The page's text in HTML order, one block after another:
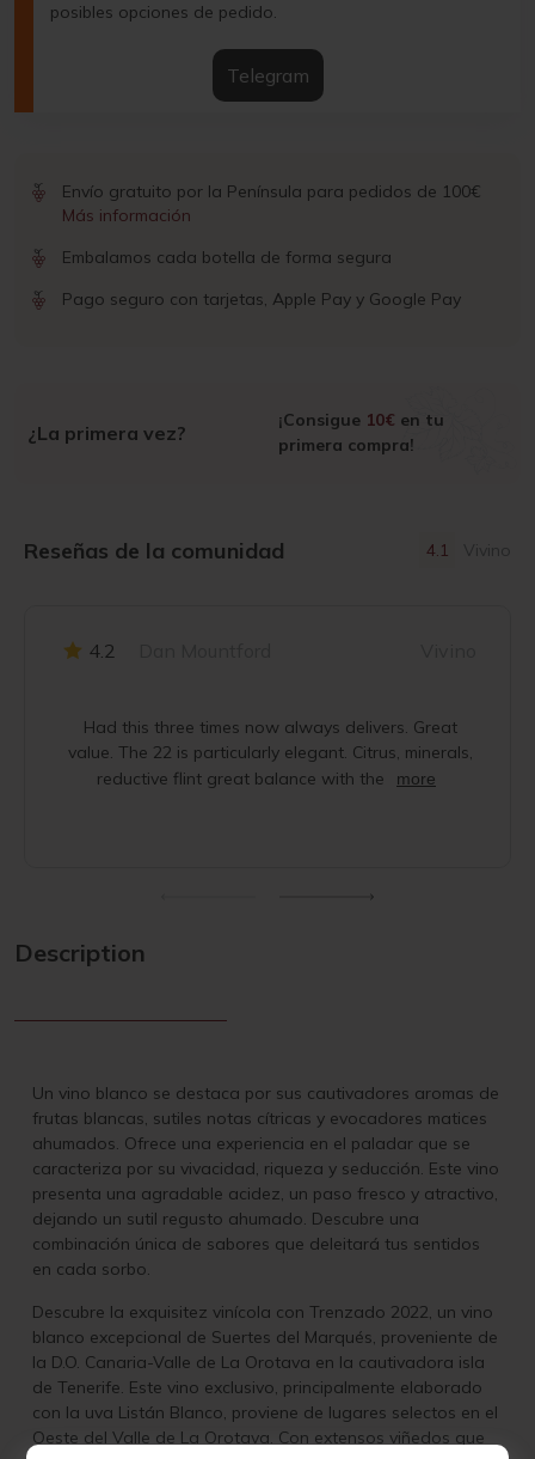
posibles opciones de pedido.
Telegram
Envío gratuito por la Península para pedidos de 100€
Más información
Embalamos cada botella de forma segura
Pago seguro con tarjetas, Apple Pay y Google Pay
¿La primera vez?
¡Consigue 10€ en tu
primera compra!
Reseñas de la comunidad 4.1 Vivino
4.2
Had this three times now always delivers. Great
value. The 22 is particularly elegant. Citrus, minerals,
reductive flint great balance with the
more
Description
Un vino blanco se destaca por sus cautivadores aromas de
frutas blancas, sutiles notas cítricas y evocadores matices
ahumados. Ofrece una experiencia en el paladar que se
caracteriza por su vivacidad, riqueza y seducción. Este vino
presenta una agradable acidez, un paso fresco y atractivo,
dejando un sutil regusto ahumado. Descubre una
combinación única de sabores que deleitará tus sentidos
en cada sorbo.
Descubre la exquisitez vinícola con Trenzado 2022, un vino
blanco excepcional de Suertes del Marqués, proveniente de
la D.O. Canaria-Valle de La Orotava en la cautivadora isla
de Tenerife. Este vino exclusivo, principalmente elaborado
con la uva Listán Blanco, proviene de lugares selectos en el
Oeste del Valle de La Orotava. Con extensos viñedos que